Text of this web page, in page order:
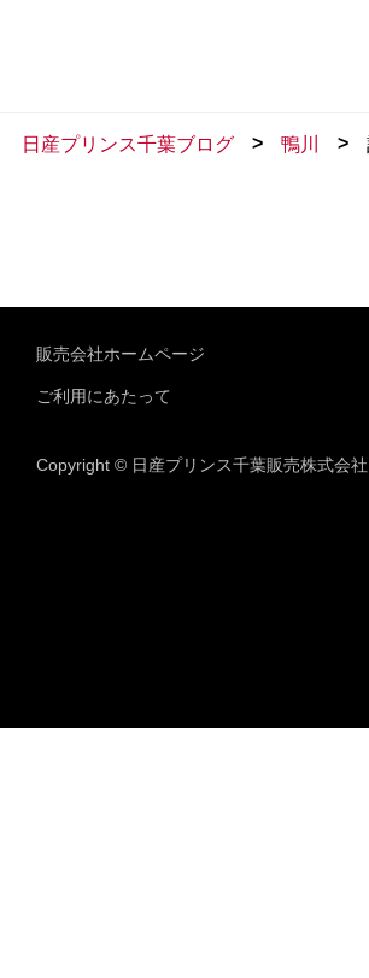
日産プリンス千葉ブログ > 鴨川 >
販売会社ホームページ
ご利用にあたって
Copyright © 日産プリンス千葉販売株式会